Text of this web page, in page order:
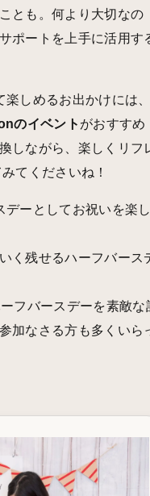
とも。何より大切なの
ポートを上手に活用す
楽しめるお出かけには
のイベント がおすすめ
しながら、楽しくリフ
てくださいね！
デーとしてお祝いを楽
く残せるハーフバース
フバースデーを素敵な
加なさる方も多くいら